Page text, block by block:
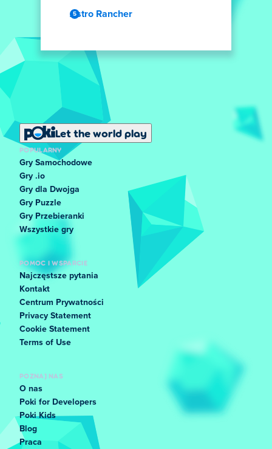
Astro Rancher
Let the world play
POPULARNY
Gry Samochodowe
Gry .io
Gry dla Dwojga
Gry Puzzle
Gry Przebieranki
Wszystkie gry
POMOC I WSPARCIE
Najczęstsze pytania
Kontakt
Centrum Prywatności
Privacy Statement
Cookie Statement
Terms of Use
POZNAJ NAS
O nas
Poki for Developers
Poki Kids
Blog
Praca